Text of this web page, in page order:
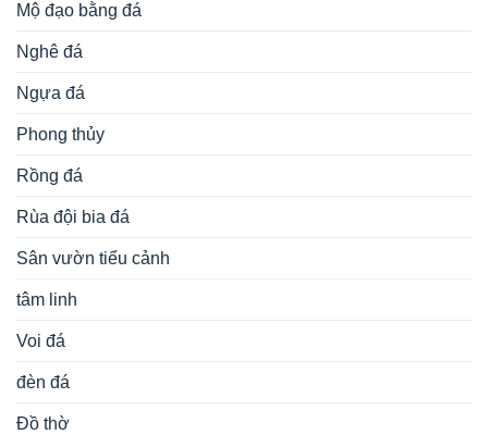
Mộ đạo bằng đá
Nghê đá
Ngựa đá
Phong thủy
Rồng đá
Rùa đội bia đá
Sân vườn tiểu cảnh
tâm linh
Voi đá
đèn đá
Đồ thờ